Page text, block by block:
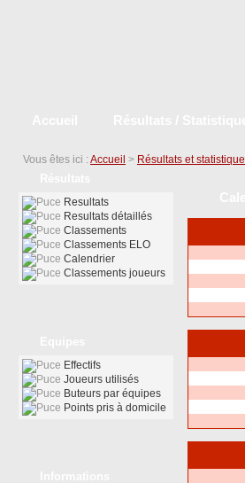
Vous êtes ici : Accueil > Résultats et statistique
Resultats
Resultats détaillés
Classements
Classements ELO
Calendrier
Classements joueurs
Effectifs
Joueurs utilisés
Buteurs par équipes
Points pris à domicile